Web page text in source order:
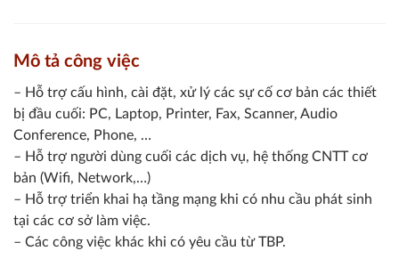
Mô tả công việc
– Hỗ trợ cấu hình, cài đặt, xử lý các sự cố cơ bản các thiết
bị đầu cuối: PC, Laptop, Printer, Fax, Scanner, Audio
Conference, Phone, …
– Hỗ trợ người dùng cuối các dịch vụ, hệ thống CNTT cơ
bản (Wifi, Network,…)
– Hỗ trợ triển khai hạ tầng mạng khi có nhu cầu phát sinh
tại các cơ sở làm việc.
– Các công việc khác khi có yêu cầu từ TBP.